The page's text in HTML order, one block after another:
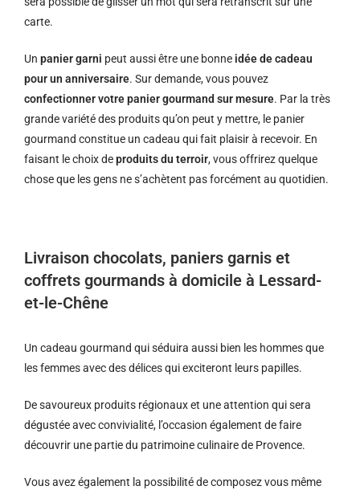
carte.
Un panier garni peut aussi être une bonne idée de cadeau
pour un anniversaire. Sur demande, vous pouvez
confectionner votre panier gourmand sur mesure. Par la très
grande variété des produits qu’on peut y mettre, le panier
gourmand constitue un cadeau qui fait plaisir à recevoir. En
faisant le choix deproduits du terroir, vous offrirez quelque
chose que les gens ne s’achètent pas forcément au quotidien.
Livraison chocolats, paniers garnis et
coffrets gourmands à domicile à Lessard-
et-le-Chêne
Un cadeau gourmand qui séduira aussi bien les hommes que
les femmes avec des délices qui exciteront leurs papilles.
De savoureux produits régionaux et une attention qui sera
dégustée avec convivialité, l’occasion également de faire
découvrir une partie du patrimoine culinaire de Provence.
Vous avez également la possibilité de composez vous même